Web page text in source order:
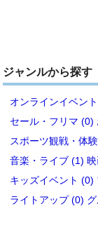
ジャンルから探す
オンラインイベン
セール・フリマ (0)
スポーツ観戦・体
音楽・ライブ (1)
キッズイベント (0)
ライトアップ (0)